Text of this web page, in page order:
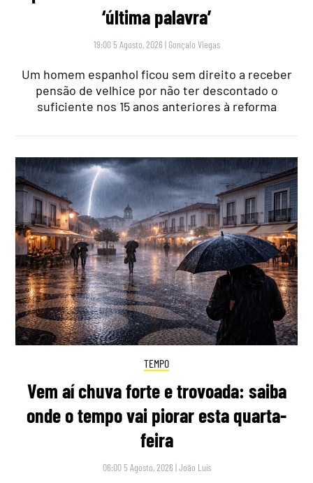
‘última palavra’
19:00 5 Agosto, 2026 | Gonçalo Viegas
Um homem espanhol ficou sem direito a receber
pensão de velhice por não ter descontado o
suficiente nos 15 anos anteriores à reforma
TEMPO
Vem aí chuva forte e trovoada: saiba
onde o tempo vai piorar esta quarta-
feira
06:00 5 Agosto, 2026 |João Luís